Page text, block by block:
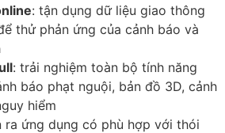
: tận dụng dữ liệu giao thông
thử phản ứng của cảnh báo và
: trải nghiệm toàn bộ tính năng
báo phạt nguội, bản đồ 3D, cảnh
hiểm
ra ứng dụng có phù hợp với thói